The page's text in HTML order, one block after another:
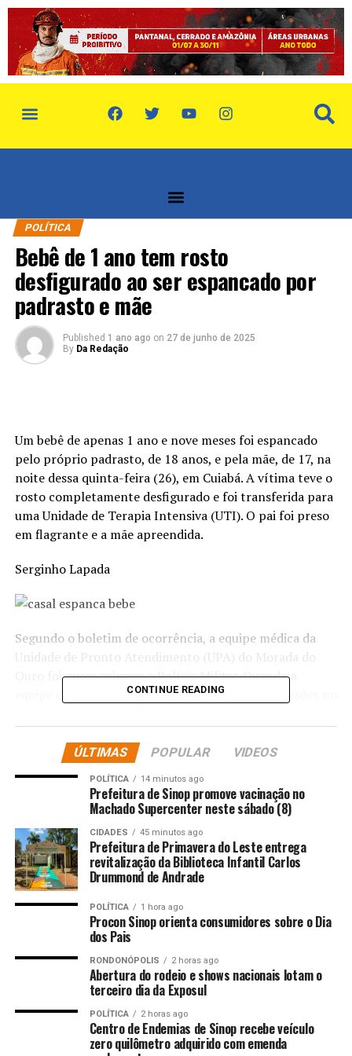
POLÍTICA
Bebê de 1 ano tem rosto
desfigurado ao ser espancado por
padrasto e mãe
Published 1 ano ago on 27 de junho de 2025
By Da Redação
Um bebê de apenas 1 ano e nove meses foi espancado
pelo próprio padrasto, de 18 anos, e pela mãe, de 17, na
noite dessa quinta-feira (26), em Cuiabá. A vítima teve o
rosto completamente desfigurado e foi transferida para
uma Unidade de Terapia Intensiva (UTI). O pai foi preso
em flagrante e a mãe apreendida.
Serginho Lapada
Segundo o boletim de ocorrência, a equipe médica da
Unidade de Pronto Atendimento (UPA) do Morada do
Ouro foi quem acionou a Polícia Militar. Quando a
equipe chegou, encontrou a criança com várias lesões no
Os médicos relataram que, pela manhã, padrasto e mãe
da criança procuraram a unidade alegando que o menor
tinha caído e lesionado o rosto. No entanto, as lesões
não eram compatíveis com o relato.
Em seguida, o casal teria confirmado a agressão à
criança, pois estavam sob efeito de drogas. Diante do
relato, os dois receberam voz de prisão e foram
encaminhados para a Central de Flagrantes.
A Polícia Civil vai investigar o caso.
Comentários
CONTINUE READING
ÚLTIMAS POPULAR VIDEOS
POLÍTICA 14 minutos ago
Prefeitura de Sinop promove vacinação no
Machado Supercenter neste sábado (8)
CIDADES 45 minutos ago
Prefeitura de Primavera do Leste entrega
revitalização da Biblioteca Infantil Carlos
Drummond de Andrade
POLÍTICA 1 hora ago
Procon Sinop orienta consumidores sobre o Dia
dos Pais
RONDONÓPOLIS 2 horas ago
Abertura do rodeio e shows nacionais lotam o
terceiro dia da Exposul
POLÍTICA 2 horas ago
Centro de Endemias de Sinop recebe veículo
zero quilômetro adquirido com emenda